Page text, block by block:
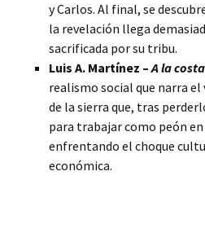
y Carlos. Al final, se
la revelación llega
sacrificada por su tribu.
Luis A. Martínez –A la costa
realismo social que narra el
de la sierra que, tras
para trabajar como peón
enfrentando el choque
económica.